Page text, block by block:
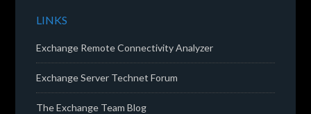
LINKS
Exchange Remote Connectivity Analyzer
Exchange Server Technet Forum
The Exchange Team Blog